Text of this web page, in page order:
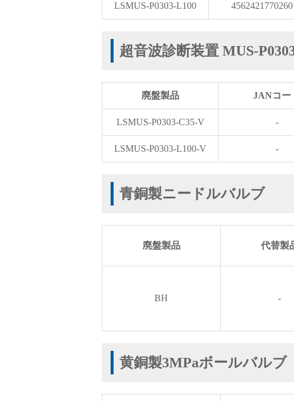
説明会・講習会
ログイン
会社情報
LSMUS-P0303-L100 4562421770260
超音波診断装置 MUS-
廃盤製品 JANコー
LSMUS-P0303-C35-V -
LSMUS-P0303-L100-V -
青銅製ニードルバルブ
廃盤製品 代替製
BH -
黄銅製3MPaボールバルブ